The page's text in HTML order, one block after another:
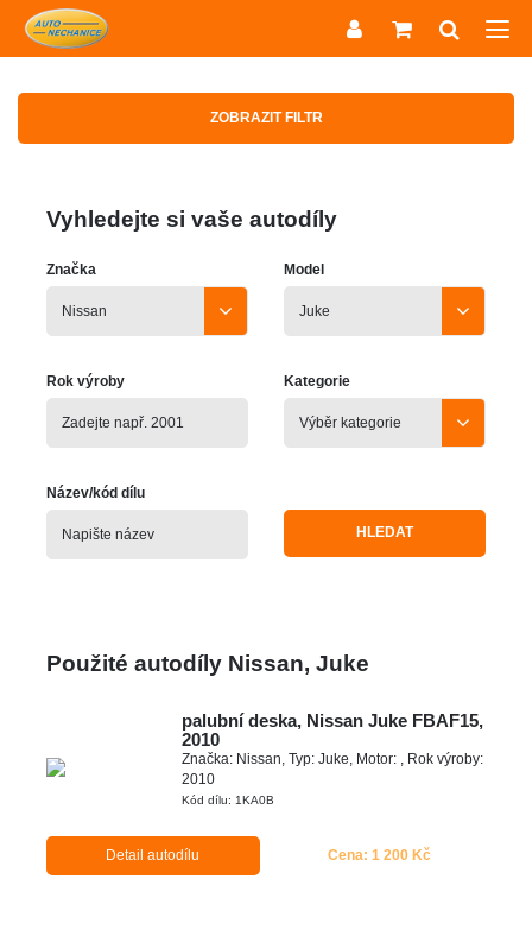
ZOBRAZIT FILTR
Vyhledejte si vaše autodíly
Značka Model
Rok výroby Kategorie
Název/kód dílu
HLEDAT
Použité autodíly Nissan, Juke
palubní deska, Nissan Juke FBAF15,
2010
Značka: Nissan, Typ: Juke, Motor: , Rok výroby:
2010
Kód dílu: 1KA0B
Detail autodílu Cena: 1 200 Kč